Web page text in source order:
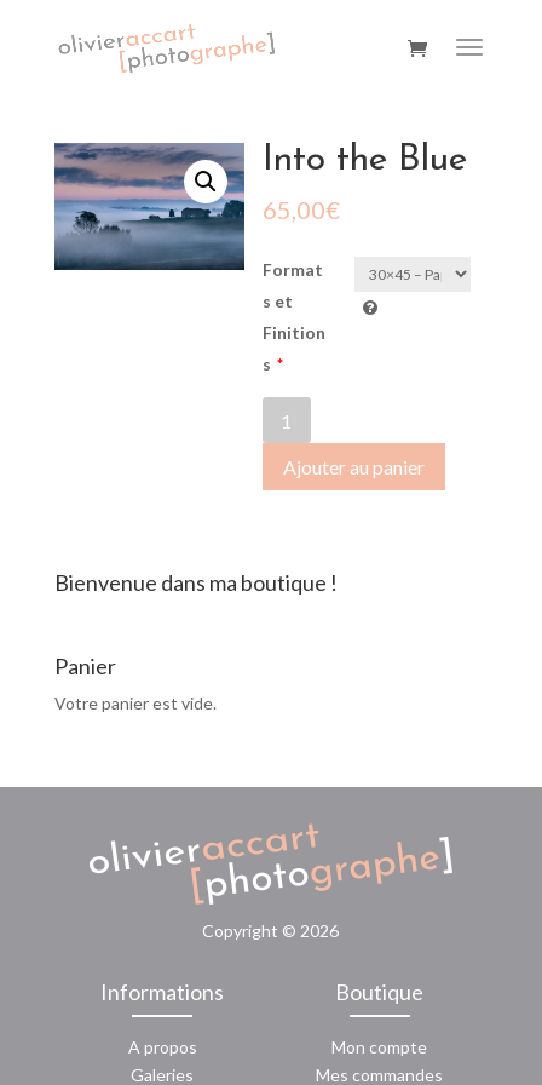
Into the Blue
65,00€
Format
s et
Finition
s *
de
Into
the
Ajouter au panier
Bienvenue dans ma boutique !
Panier
Votre panier est vide.
Copyright © 2026
Informations
A propos
Galeries
Boutique
Mon compte
Mes commandes